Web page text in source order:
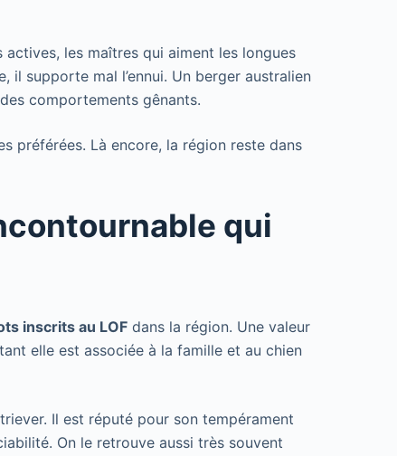
les maîtres qui aiment les longues
il supporte mal l’ennui. Un berger australien
comportements gênants.
préférées. Là encore, la région reste dans
qui
inscrits au LOF dans la région. Une valeur
elle est associée à la famille et au chien
Il est réputé pour son tempérament
On le retrouve aussi très souvent